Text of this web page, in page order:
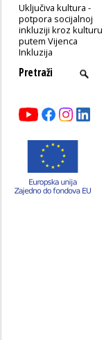
Uključiva kultura -
potpora socijalnoj
inkluziji kroz kulturu
putem Vijenca
Inkluzija